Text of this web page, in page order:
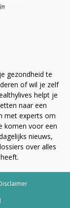
gezondheid te
of wil je zelf
helpt je
naar een
met experts om
komen voor een
nieuws,
over alles